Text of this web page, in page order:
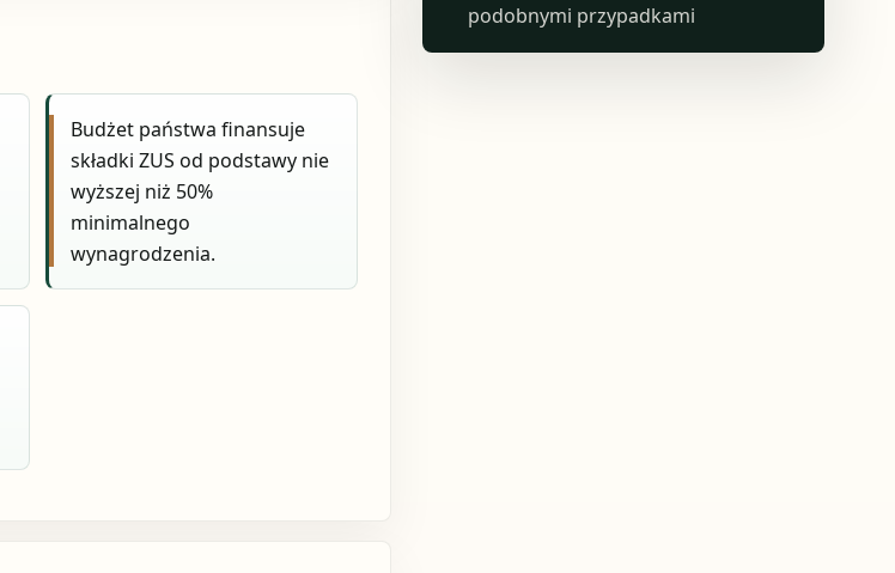
Budżet państwa finansuje
składki ZUS od podstawy nie
wyższej niż 50%
minimalnego
wynagrodzenia.
podobnymi przypadkami